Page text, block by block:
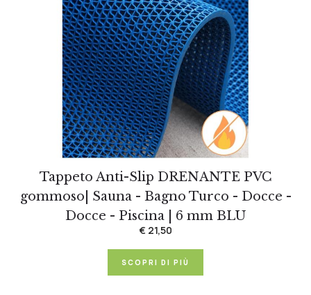
Tappeto Anti-Slip DRENANTE PVC
gommoso| Sauna - Bagno Turco - Docce -
Docce - Piscina | 6 mm BLU
€ 21,50
SCOPRI DI PIÙ